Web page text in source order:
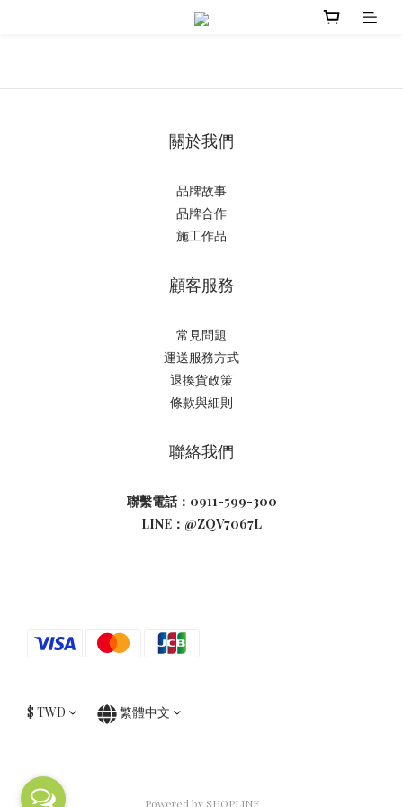
關於我們
品牌故事
品牌合作
施工作品
顧客服務
常見問題
運送服務方式
退換貨政策
條款與細則
聯絡我們
聯繫電話：0911-599-300
LINE：@ZQV7067L
$ TWD 繁體中文
Powered by SHOPLINE